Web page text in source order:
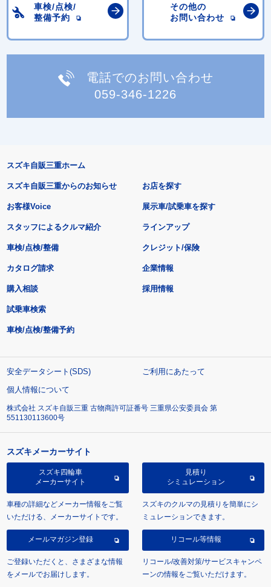
車検/点検/
整備予約
その他の
お問い合わせ
電話でのお問い合わせ
059-346-1226
スズキ自販三重ホーム
スズキ自販三重からのお知らせ
お客様Voice
スタッフによるクルマ紹介
お店を探す
展示車/試乗車を探す
ラインアップ
車検/点検/整備 クレジット/保険
カタログ請求
購入相談
試乗車検索
車検/点検/整備予約
企業情報
採用情報
安全データシート(SDS)
ご利用にあたって
個人情報について
株式会社 スズキ自販三重 古物商許可証番号 三重県公安委員会 第
551130113600号
スズキメーカーサイト
スズキ四輪車
メーカーサイト
車種の詳細などメーカー情報をご覧
いただける、メーカーサイトです。
見積り
シミュレーション
スズキのクルマの見積りを簡単にシ
ミュレーションできます。
メールマガジン登録
ご登録いただくと、さまざまな情報
をメールでお届けします。
リコール等情報
リコール/改善対策/サービスキャンペ
ーンの情報をご覧いただけます。